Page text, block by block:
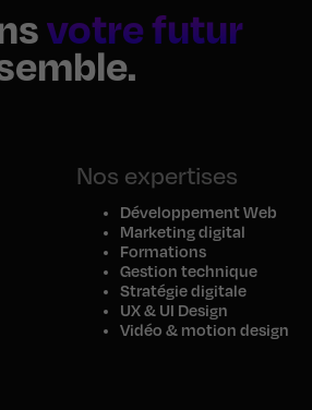
votre futur
Nos expertises
Développement Web
Marketing digital
Formations
Gestion technique
Stratégie digitale
UX & UI Design
Vidéo & motion design